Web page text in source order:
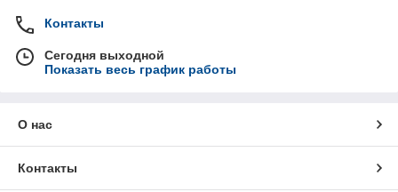
Контакты
Сегодня выходной
Показать весь график работы
О нас
Контакты